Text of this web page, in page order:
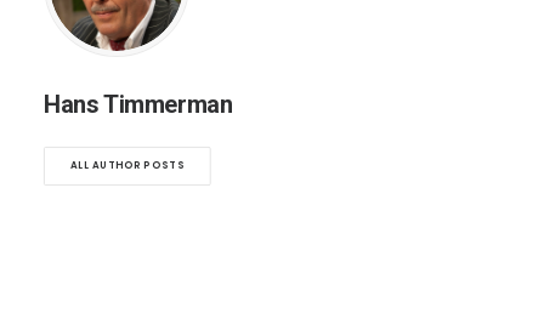
Hans Timmerman
ALL AUTHOR POSTS